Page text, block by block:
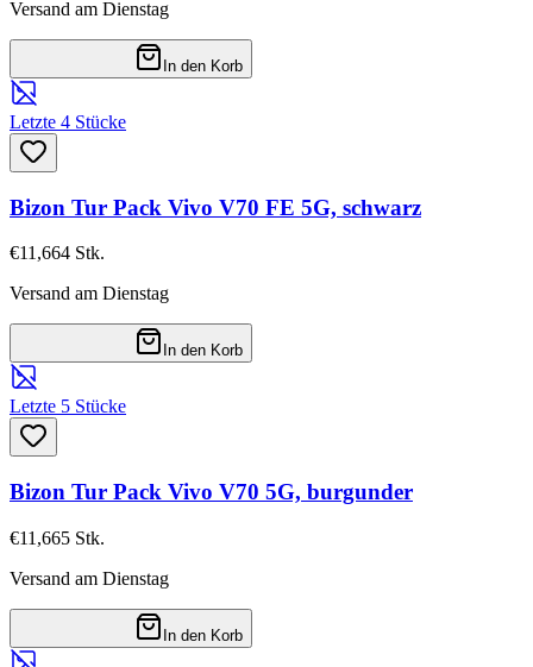
Versand am Dienstag
In den Korb
Letzte 4 Stücke
Bizon Tur Pack Vivo V70 FE 5G, schwarz
€11,664 Stk.
Versand am Dienstag
In den Korb
Letzte 5 Stücke
Bizon Tur Pack Vivo V70 5G, burgunder
€11,665 Stk.
Versand am Dienstag
In den Korb